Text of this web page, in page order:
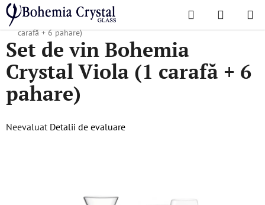
Treci
conținut
Căutare
DE
Acasă
/ Seturi Seturi de vin / Set de vin Bohemia Crystal Viola (1
carafă + 6 pahare)
Set de vin Bohemia
Crystal Viola (1 carafă + 6
pahare)
Evaluarea
Neevaluat Detalii de evaluare